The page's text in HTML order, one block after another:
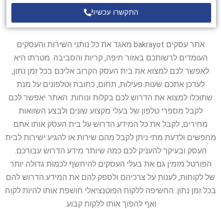
התקשרו עכשיו!
אתר עסקים bakrayot מאגד את כל נותני השירות והעסקים
העומדים לרשותכם באזור חיפה, קריות והסביבה. מטרתו היא
לאפשר לכם למצוא את בית העסק הקרוב אליכם בכל זמן נתון,
לעדכן אתכם שעות פעילות, תחום, כתובת וטלפונים על מנת
שתוכלו למצוא את הדרוש לכם בקלות ונוחות. האתר יאפשר לכם
לקבל מספרי טלפון של בעלי מקצוע שונים ולבצע השוואות
מחירים, לקבל את כל המידע הדרוש על בית העסק אותו אתם
מחפשים ולדעת מתי ניתן לקבל מהם שירות או להגיע ישירות לבית
העסק ובעיקר להעניק לכם כמה שיותר מידע הדרוש עבורכם.
הפורטל מזמין גם את בעלי העסקים להיחשף לכמות גדולה יותר
של לקוחות, לענות על צרכיהם ולספק להם את המידע הדרוש להם
בכל זמן נתון. החשיפה ללקוח הפוטנציאלי חושפת אותו להיות לקוח
ואף להפוך אותו ללקוח קבוע.